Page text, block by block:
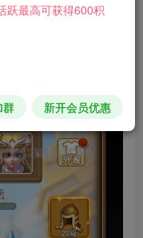
跃最高可获得600积
群 新开会员优惠